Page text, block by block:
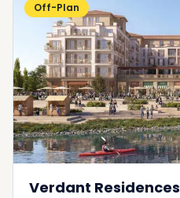
Off-Plan
Verdant Residences